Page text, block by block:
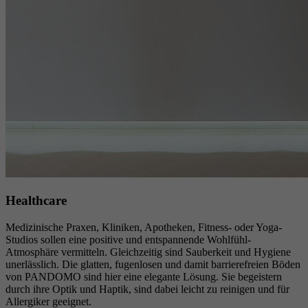
Healthcare
Medizinische Praxen, Kliniken, Apotheken, Fitness- oder Yoga-
Studios sollen eine positive und entspannende Wohlfühl-
Atmosphäre vermitteln. Gleichzeitig sind Sauberkeit und Hygiene
unerlässlich. Die glatten, fugenlosen und damit barrierefreien Böden
von PANDOMO sind hier eine elegante Lösung. Sie begeistern
durch ihre Optik und Haptik, sind dabei leicht zu reinigen und für
Allergiker geeignet.